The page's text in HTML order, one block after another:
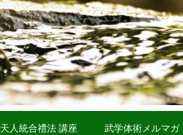
天人統合禮法 講座 武学体術メルマガ